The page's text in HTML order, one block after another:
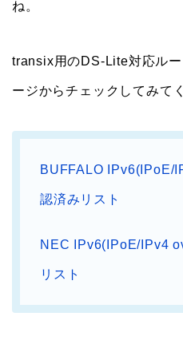
ね。
transix用のDS-Lite対応ル
ージからチェックしてみて
BUFFALO IPv6(IPoE/
認済みリスト
NEC IPv6(IPoE/IPv4
リスト